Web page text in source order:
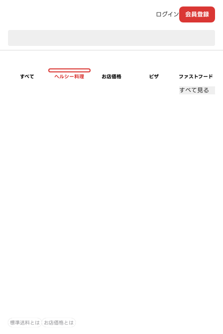
ログイン 会員登録
すべて ヘルシー料理 お店価格 ピザ ファストフード
すべて見る
標準送料とは お店価格とは